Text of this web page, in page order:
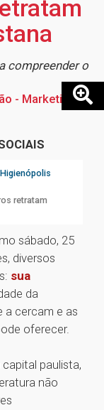
compreender o
- Marketing
retratam
sábado, 25
diversos
sua
da
a cercam e as
oferecer.
paulista,
não